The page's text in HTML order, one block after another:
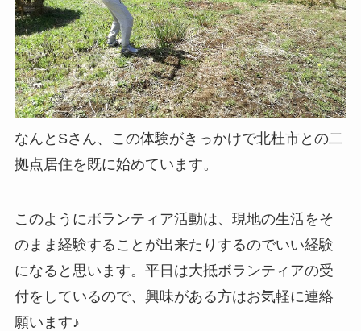
なんとSさん、この体験がきっかけで北杜市との二
拠点居住を既に始めています。
このようにボランティア活動は、現地の生活をそ
のまま経験することが出来たりするのでいい経験
になると思います。平日は大抵ボランティアの受
付をしているので、興味がある方はお気軽に連絡
願います♪